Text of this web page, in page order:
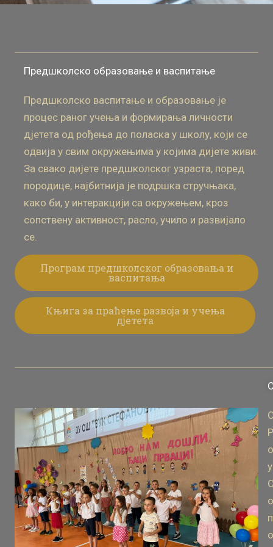
Предшколско образовање и васпитање
Предшколско васпитање и образовање је
процес раног учења и формирања личности
дјетета од рођења до поласка у школу, који се
одвија у свим окружењима у којима дијете живи.
За свако дијете предшколског узраста, поред
породице, најбитнија је подршка стручњака,
како би, у интеракцији са окружењем, кроз
сопствену активност, расло, учило и развијало
се.
Програм предшколског образовања и
васпитања
Књига за праћење развоја и учења
дјетета